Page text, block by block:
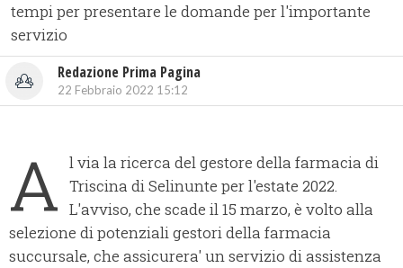
tempi per presentare le domande per l'importante
servizio
Redazione Prima Pagina
22 Febbraio 2022 15:12
A l via la ricerca del gestore della farmacia di
Triscina di Selinunte per l'estate 2022.
L'avviso, che scade il 15 marzo, è volto alla
selezione di potenziali gestori della farmacia
succursale, che assicurera' un servizio di assistenza